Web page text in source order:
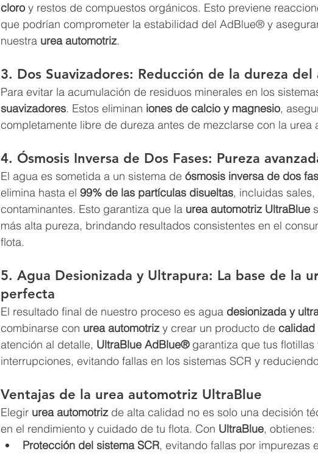
cloro y restos de compuestos orgánicos. Esto previene
que podrían comprometer la estabilidad del AdBlue® y
nuestra urea automotriz.
3. Dos Suavizadores: Reducción de la dureza del
Para evitar la acumulación de residuos minerales en los
suavizadores. Estos eliminan iones de calcio y magnesio,
completamente libre de dureza antes de mezclarse con la urea
4. Ósmosis Inversa de Dos Fases: Pureza
El agua es sometida a un sistema de ósmosis inversa de dos
elimina hasta el 99% de las partículas disueltas, incluidas
contaminantes. Esto garantiza que la urea automotriz UltraBlue
más alta pureza, brindando resultados consistentes en el
flota.
5. Agua Desionizada y Ultrapura: La base de la
perfecta
El resultado final de nuestro proceso es agua desionizada y
combinarse con urea automotriz y crear un producto de calidad
atención al detalle, UltraBlue AdBlue® garantiza que tus flotillas
interrupciones, evitando fallas en los sistemas SCR y
Ventajas de la urea automotriz UltraBlue
Elegir urea automotriz de alta calidad no es solo una decisión
en el rendimiento y cuidado de tu flota. Con UltraBlue, obtienes:
Protección del sistema SCR, evitando fallas por impurezas